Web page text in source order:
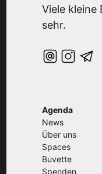
Viele kleine
sehr.
Agenda
News
Über uns
Spaces
Buvette
Spenden